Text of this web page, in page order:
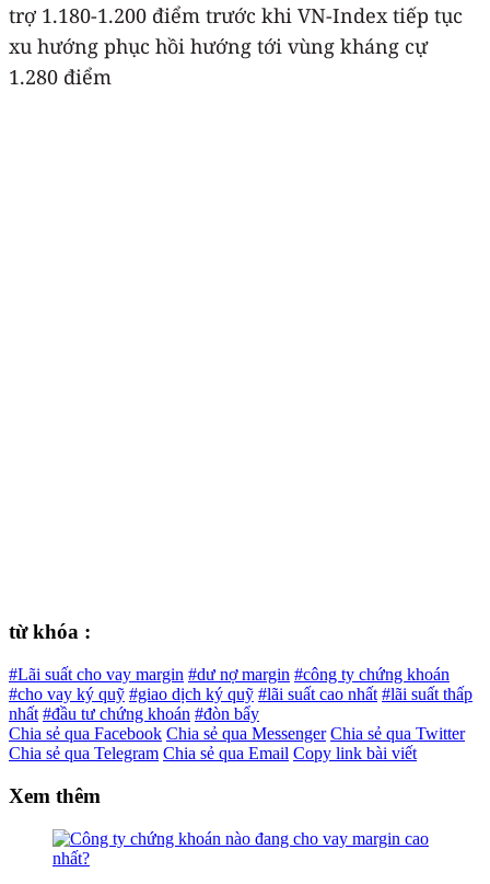
trợ 1.180-1.200 điểm trước khi VN-Index tiếp tục
xu hướng phục hồi hướng tới vùng kháng cự
1.280 điểm
từ khóa :
#Lãi suất cho vay margin #dư nợ margin #công ty chứng khoán
#cho vay ký quỹ #giao dịch ký quỹ #lãi suất cao nhất #lãi suất thấp
nhất #đầu tư chứng khoán #đòn bẩy
Chia sẻ qua Facebook Chia sẻ qua Messenger Chia sẻ qua Twitter
Chia sẻ qua Telegram Chia sẻ qua Email Copy link bài viết
Xem thêm